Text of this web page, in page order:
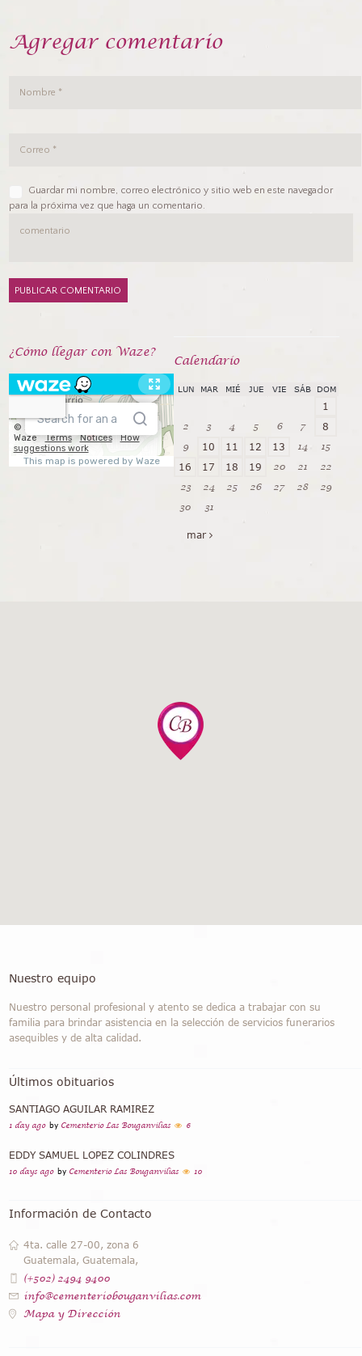
Agregar comentario
Guardar mi nombre, correo electrónico y sitio web en este navegador
para la próxima vez que haga un comentario.
¿Cómo llegar con Waze?
Calendarío
LUN MAR MIÉ JUE VIE SÁB DOM
1
2 3 4 5 6 7 8
9 10 11 12 13 14 15
16 17 18 19 20 21
22
23
24 25 26 27 28
29
30
31
mar
Nuestro equipo
Nuestro personal profesional y atento se dedica a trabajar con su
familia para brindar asistencia en la selección de servicios funerarios
asequibles y de alta calidad.
Últimos obituarios
SANTIAGO AGUILAR RAMIREZ
1 day ago by Cementerio Las Bouganvilias 6
EDDY SAMUEL LOPEZ COLINDRES
10 days ago by Cementerio Las Bouganvilias 10
Información de Contacto
4ta. calle 27-00, zona 6
Guatemala, Guatemala,
(+502) 2494 9400
info@cementeriobouganvilias.com
Mapa y Dirección